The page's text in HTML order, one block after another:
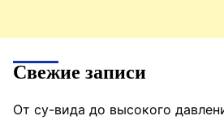
Свежие записи
От су-вида до высокого